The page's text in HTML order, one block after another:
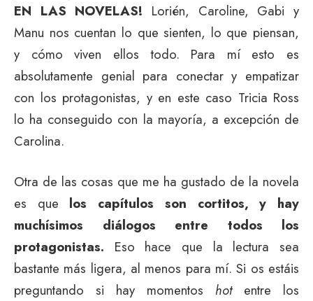
EN LAS NOVELAS! Lorién, Caroline, Gabi y
Manu nos cuentan lo que sienten, lo que piensan,
y cómo viven ellos todo. Para mí esto es
absolutamente genial para conectar y empatizar
con los protagonistas, y en este caso Tricia Ross
lo ha conseguido con la mayoría, a excepción de
Carolina.
Otra de las cosas que me ha gustado de la novela
es que los capítulos son cortitos, y hay
muchísimos diálogos entre todos los
protagonistas. Eso hace que la lectura sea
bastante más ligera, al menos para mí. Si os estáis
preguntando si hay momentos hotentre los